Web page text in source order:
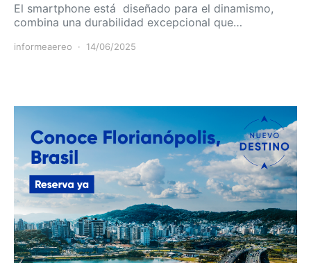
El smartphone está diseñado para el dinamismo,
combina una durabilidad excepcional que…
informeaereo 14/06/2025